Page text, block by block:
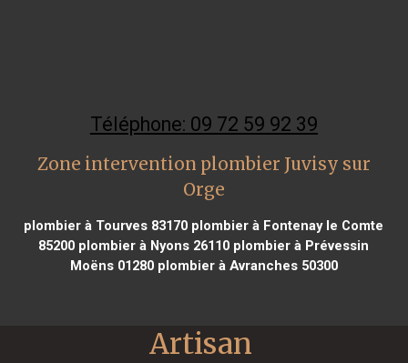
Téléphone: 09 72 59 92 39
Zone intervention plombier Juvisy sur
Orge
plombier à Tourves 83170 plombier à Fontenay le Comte
85200 plombier à Nyons 26110 plombier à Prévessin
Moëns 01280plombier à Avranches 50300
Artisan